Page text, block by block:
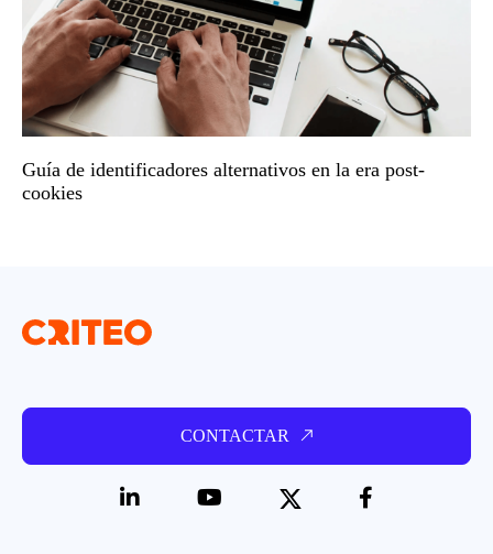
Guía de identificadores alternativos en la era post-
cookies
CONTACTAR